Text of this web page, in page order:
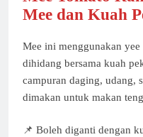
Mee dan Kuah
Mee ini menggunakan
dihidang bersama kuah
campuran daging, udang,
dimakan untuk makan
📌 Boleh diganti dengan